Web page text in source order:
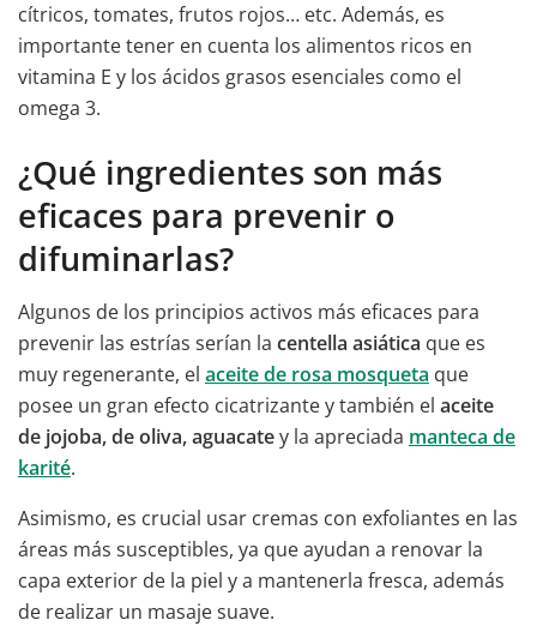
cítricos, tomates, frutos rojos… etc. Además, es
importante tener en cuenta los alimentos ricos en
vitamina E y los ácidos grasos esenciales como el
omega 3.
¿Qué ingredientes son más
eficaces para prevenir o
difuminarlas?
Algunos de los principios activos más eficaces para
prevenir las estrías serían la centella asiática que es
muy regenerante, el aceite de rosa mosqueta que
posee un gran efecto cicatrizante y también el aceite
de jojoba, de oliva, aguacatey la apreciada manteca de
karité.
Asimismo, es crucial usar cremas con exfoliantes en las
áreas más susceptibles, ya que ayudan a renovar la
capa exterior de la piel y a mantenerla fresca, además
de realizar un masaje suave.